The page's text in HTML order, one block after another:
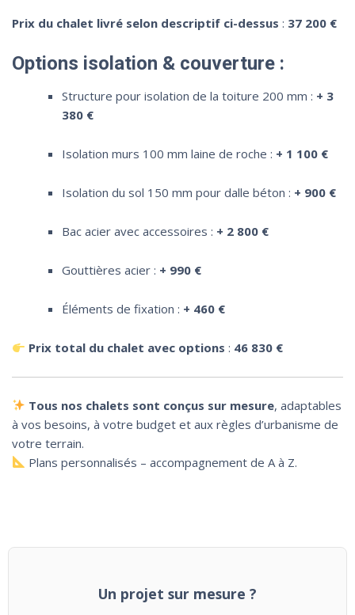
Prix du chalet livré selon descriptif ci-dessus : 37 200 €
Options isolation & couverture :
Structure pour isolation de la toiture 200 mm : + 3
380 €
Isolation murs 100 mm laine de roche : + 1 100 €
Isolation du sol 150 mm pour dalle béton : + 900 €
Bac acier avec accessoires : + 2 800 €
Gouttières acier : + 990 €
Éléments de fixation : + 460 €
Prix total du chalet avec options : 46 830 €
Tous nos chalets sont conçus sur mesure, adaptables
à vos besoins, à votre budget et aux règles d’urbanisme de
votre terrain.
Plans personnalisés – accompagnement de A à Z.
Un projet sur mesure ?